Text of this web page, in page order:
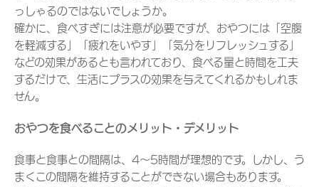
っしゃるのではないでしょうか。
確かに、食べすぎには注意が必要ですが、おやつには「空腹
を軽減する」「疲れをいやす」「気分をリフレッシュする」
などの効果があるとも言われており、食べる量と時間を工夫
するだけで、生活にプラスの効果を与えてくれるかもしれま
せん。
おやつを食べることのメリット・デメリット
食事と食事との間隔は、4～5時間が理想的です。しかし、う
まくこの間隔を維持することができない場合もあります。